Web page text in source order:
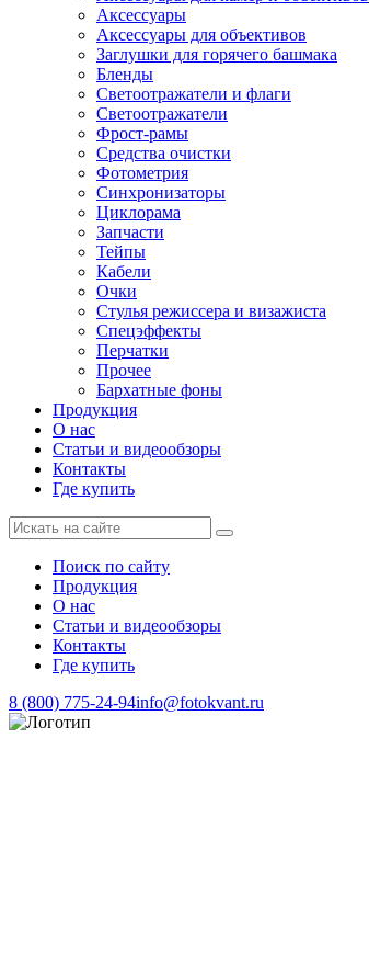
Аксессуары
Аксессуары для объективов
Заглушки для горячего башмака
Бленды
Светоотражатели и флаги
Светоотражатели
Фрост-рамы
Средства очистки
Фотометрия
Синхронизаторы
Циклорама
Запчасти
Тейпы
Кабели
Очки
Стулья режиссера и визажиста
Спецэффекты
Перчатки
Прочее
Бархатные фоны
Продукция
О нас
Статьи и видеообзоры
Контакты
Где купить
Поиск по сайту
Продукция
О нас
Статьи и видеообзоры
Контакты
Где купить
8 (800) 775-24-94info@fotokvant.ru